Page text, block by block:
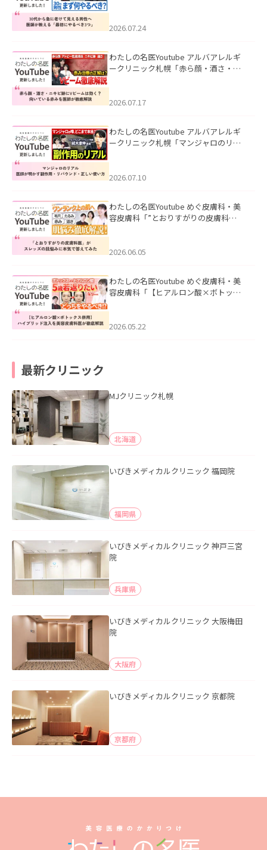
た。
2026.07.24
わたしの名医Youtube アルバアレルギ
ークリニック札幌「赤ら顔・酒さ・ニ
した。
2026.07.17
わたしの名医Youtube アルバアレルギ
ークリニック札幌「マンジャロのリア
た。
2026.07.10
わたしの名医Youtube めぐ皮膚科・美
容皮膚科「”とおりすがりの皮膚科
2026.06.05
わたしの名医Youtube めぐ皮膚科・美
容皮膚科「【ヒアルロン酸×ボトック
た。
2026.05.22
最新クリニック
MJクリニック札幌
北海道
いびきメディカルクリニック 福岡院
福岡県
いびきメディカルクリニック 神戸三宮
院
兵庫県
いびきメディカルクリニック 大阪梅田
院
大阪府
いびきメディカルクリニック 京都院
京都府